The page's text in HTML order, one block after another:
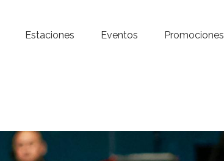
Estaciones Eventos Promociones
Noticias